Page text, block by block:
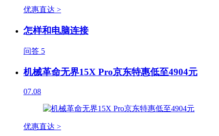
优惠直达 >
怎样和电脑连接
问答 5
机械革命无界15X Pro京东特惠低至4904元
07.08
优惠直达 >